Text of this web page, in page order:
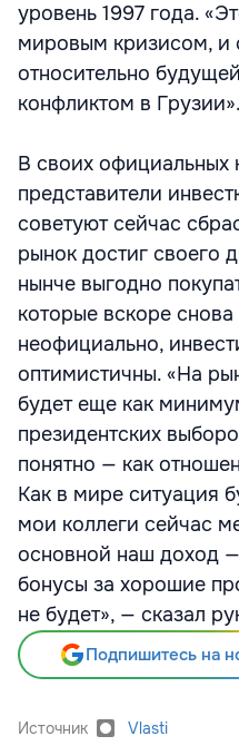
уровень 1997 года.
мировым кризисом, и
относительно
конфликтом в Грузии».
В своих официальных
представители
советуют сейчас
рынок достиг своего
нынче выгодно
которые вскоре
неофициально,
оптимистичны. «На
будет еще как
президентских
понятно — как
Как в мире ситуация
мои коллеги сейчас
основной наш доход —
бонусы за хорошие
не будет», — сказал
Подпишитесь на
Источник Vlasti